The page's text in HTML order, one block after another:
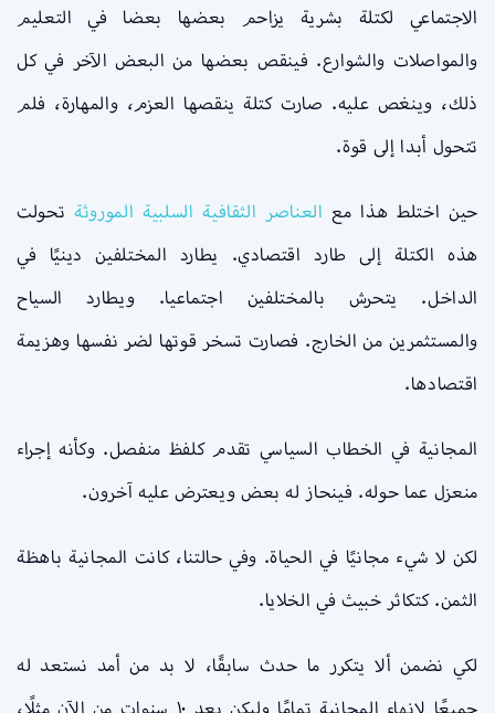
الاجتماعي لكتلة بشرية يزاحم بعضها بعضا في التعليم
والمواصلات والشوارع. فينقص بعضها من البعض الآخر في كل
ذلك، وينغص عليه. صارت كتلة ينقصها العزم، والمهارة، فلم
تتحول أبدا إلى قوة.
حين اختلط هذا مع العناصر الثقافية السلبية الموروثة تحولت
هذه الكتلة إلى طارد اقتصادي. يطارد المختلفين دينيًا في
الداخل. يتحرش بالمختلفين اجتماعيا. ويطارد السياح
والمستثمرين من الخارج. فصارت تسخر قوتها لضر نفسها وهزيمة
اقتصادها.
المجانية في الخطاب السياسي تقدم كلفظ منفصل. وكأنه إجراء
منعزل عما حوله. فينحاز له بعض ويعترض عليه آخرون.
لكن لا شيء مجانيًا في الحياة. وفي حالتنا، كانت المجانية باهظة
الثمن. كتكاثر خبيث في الخلايا.
لكي نضمن ألا يتكرر ما حدث سابقًا، لا بد من أمد نستعد له
جميعًا لإنهاء المجانية تمامًا وليكن بعد ١٠ سنوات من الآن مثلًا،